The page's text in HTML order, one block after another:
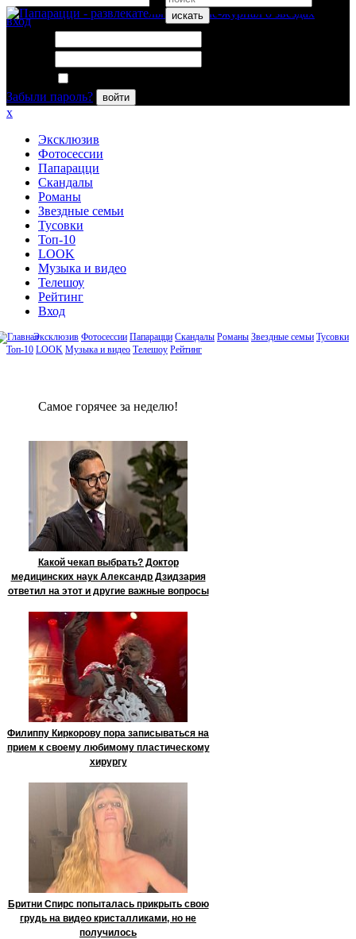
искать
вход
Забыли пароль?
войти
x
Эксклюзив
Фотосессии
Папарацци
Скандалы
Романы
Звездные семьи
Тусовки
Топ-10
LOOK
Музыка и видео
Телешоу
Рейтинг
Вход
Эксклюзив Фотосессии Папарацци Скандалы Романы Звездные семьи Тусовки
Топ-10 LOOK Музыка и видео Телешоу Рейтинг
Сaмое гoрячее за неделю!
Какой чекап выбрать? Доктор
медицинских наук Александр Дзидзария
ответил на этот и другие важные вопросы
Филиппу Киркорову пора записываться на
прием к своему любимому пластическому
хирургу
Бритни Спирс попыталась прикрыть свою
грудь на видео кристалликами, но не
получилось